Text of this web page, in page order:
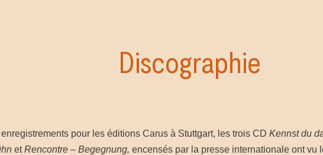
Discographie
pour les éditions Carus à Stuttgart, les trois CD Kennst du
etRencontre – Begegnung, encensés par la presse internationale ont vu